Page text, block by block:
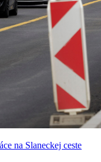
na Slaneckej ceste